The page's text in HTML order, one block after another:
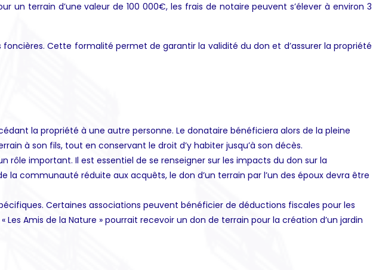
terrain d’une valeur de 100 000€, les frais de notaire peuvent s’élever à environ 3
Cette formalité permet de garantir la validité du don et d’assurer la propriété
la propriété à une autre personne. Le donataire bénéficiera alors de la pleine
à son fils, tout en conservant le droit d’y habiter jusqu’à son décès.
important. Il est essentiel de se renseigner sur les impacts du don sur la
la communauté réduite aux acquêts, le don d’un terrain par l’un des époux devra être
Certaines associations peuvent bénéficier de déductions fiscales pour les
Amis de la Nature » pourrait recevoir un don de terrain pour la création d’un jardin